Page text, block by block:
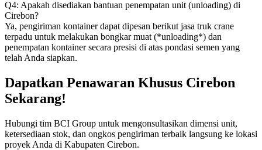
Q4: Apakah disediakan bantuan penempatan unit (unloading) di
Cirebon?
Ya, pengiriman kontainer dapat dipesan berikut jasa truk crane
terpadu untuk melakukan bongkar muat (*unloading*) dan
penempatan kontainer secara presisi di atas pondasi semen yang
telah Anda siapkan.
Dapatkan Penawaran Khusus Cirebon
Sekarang!
Hubungi tim BCI Group untuk mengonsultasikan dimensi unit,
ketersediaan stok, dan ongkos pengiriman terbaik langsung ke lokasi
proyek Anda di Kabupaten Cirebon.